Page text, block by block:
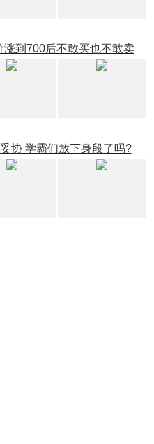
到700后不敢买也不敢卖
协 学霸们放下身段了吗?